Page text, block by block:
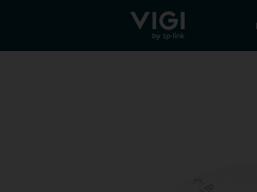
TP-Link, Reliably Smart